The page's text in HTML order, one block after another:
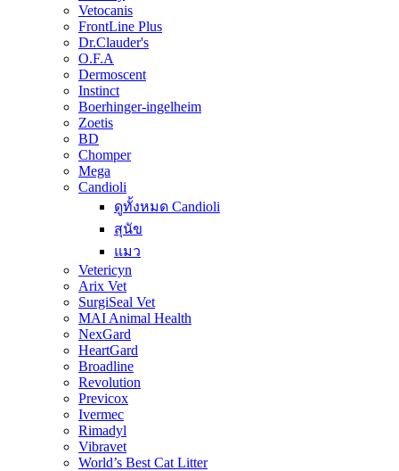
Vetocanis
FrontLine Plus
Dr.Clauder's
O.F.A
Dermoscent
Instinct
Boerhinger-ingelheim
Zoetis
BD
Chomper
Mega
Candioli
ดูทั้งหมด Candioli
สุนัข
แมว
Vetericyn
Arix Vet
SurgiSeal Vet
MAI Animal Health
NexGard
HeartGard
Broadline
Revolution
Previcox
Ivermec
Rimadyl
Vibravet
World’s Best Cat Litter